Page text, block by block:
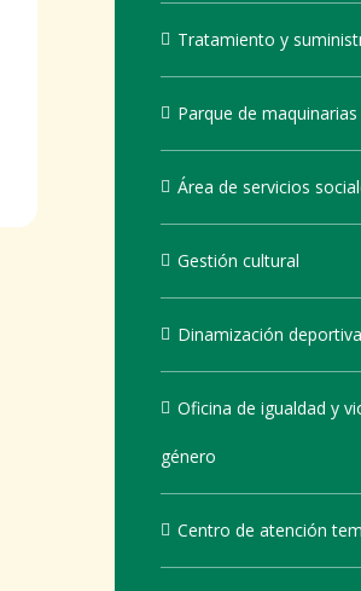
Tratamiento y
Parque de maquinarias
Área de servicios
Gestión cultural
Dinamización deportiva
Oficina de igualdad y
género
Centro de atención